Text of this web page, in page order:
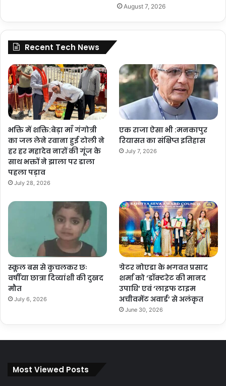
August 7, 2026
Recent Tech News
भक्ति में शक्ति:बेड़ा माँ गंगोत्री
का जल लेने रवाना हुई टोली ने
हर हर महादेव नारों की गूंज के
साथ भक्तों ने झाला पर डाला
पहला पड़ाव
July 28, 2026
एक राजा ऐसा भी :मनकापुर
रियासत का संक्षिप्त इतिहास
July 7, 2026
स्कूल बस से कुचलकर छः
वर्षीया छात्रा दिव्यांशी की दुखद
मौत
July 6, 2026
ग्रेटर नोएडा के भगवत प्रसाद
शर्मा को ‘डॉक्टरेट की मानद
उपाधि’ एवं ‘लाइफ टाइम
अचीवमेंट अवार्ड’ से अलंकृत
June 30, 2026
Most Viewed Posts